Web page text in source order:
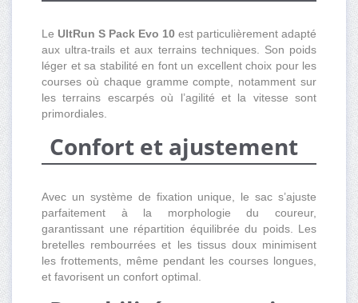
Le UltRun S Pack Evo 10 est particulièrement adapté
aux ultra-trails et aux terrains techniques. Son poids
léger et sa stabilité en font un excellent choix pour les
courses où chaque gramme compte, notamment sur
les terrains escarpés où l’agilité et la vitesse sont
primordiales.
Confort et ajustement
Avec un système de fixation unique, le sac s’ajuste
parfaitement à la morphologie du coureur,
garantissant une répartition équilibrée du poids. Les
bretelles rembourrées et les tissus doux minimisent
les frottements, même pendant les courses longues,
et favorisent un confort optimal.